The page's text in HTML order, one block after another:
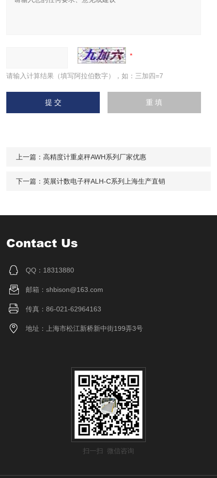
请输入计算结果（填写阿拉伯数字），如：三加四=7
上一篇：高精度计重桌秤AWH系列厂家优惠
下一篇：英展计数电子秤ALH-C系列上海生产直销
Contact Us
QQ：18313880
邮箱：shbison@163.com
传真：86-021-62964163
地址：上海市松江新桥新中街199弄3号
扫一扫 微信咨询